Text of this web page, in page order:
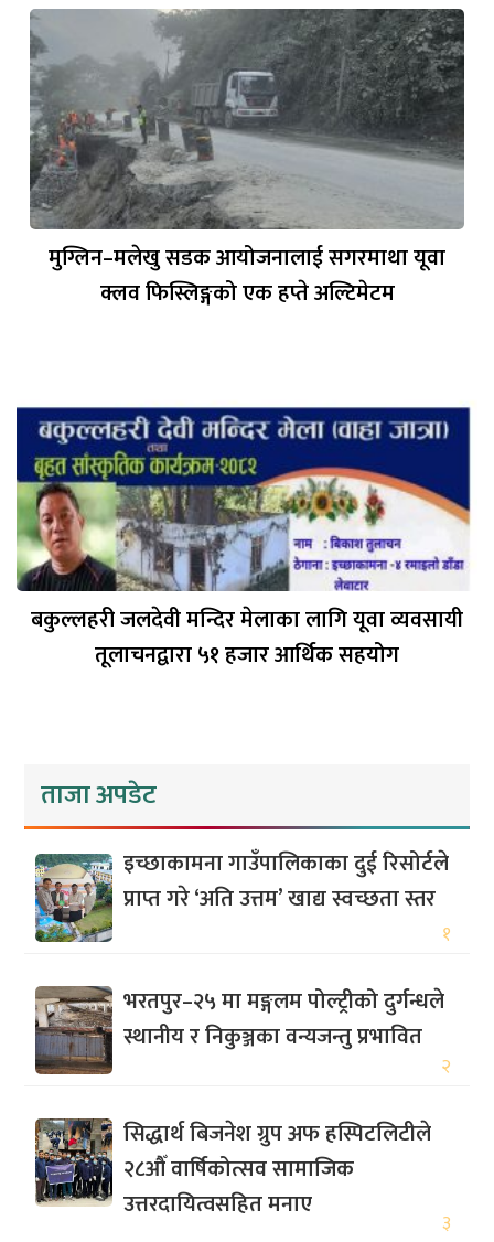
मुग्लिन–मलेखु सडक आयोजनालाई सगरमाथा यूवा
क्लव फिस्लिङ्गको एक हप्ते अल्टिमेटम
बकुल्लहरी जलदेवी मन्दिर मेलाका लागि यूवा व्यवसायी
तूलाचनद्वारा ५१ हजार आर्थिक सहयोग
ताजा अपडेट
इच्छाकामना गाउँपालिकाका दुई रिसोर्टले
प्राप्त गरे ‘अति उत्तम’ खाद्य स्वच्छता स्तर
१
भरतपुर–२५ मा मङ्गलम पोल्ट्रीको दुर्गन्धले
स्थानीय र निकुञ्जका वन्यजन्तु प्रभावित
२
सिद्धार्थ बिजनेश ग्रुप अफ हस्पिटलिटीले
२८औँ वार्षिकोत्सव सामाजिक
उत्तरदायित्वसहित मनाए
३